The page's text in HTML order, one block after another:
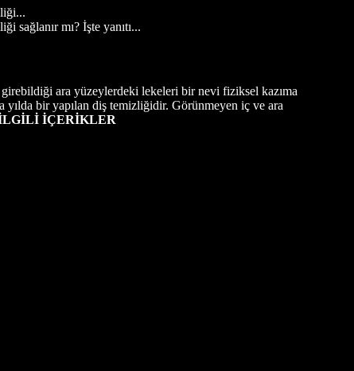
sağlanır mı? İşte yanıtı...
ara yüzeylerdeki lekeleri bir nevi fiziksel kazıma
yılda bir yapılan diş temizliğidir. Görünmeyen iç ve ara
İÇERİKLER